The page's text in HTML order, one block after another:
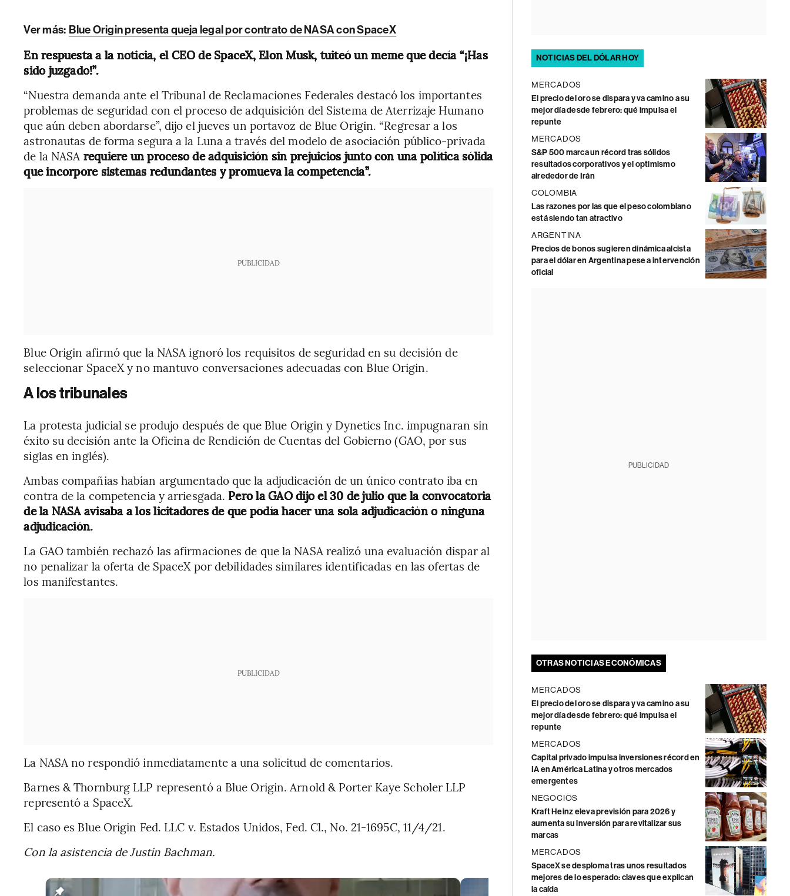
Ver más: Blue Origin presenta queja legal por contrato de NASA con SpaceX
En respuesta a la noticia, el CEO de SpaceX, Elon Musk, tuiteó un meme que decía “¡Has
sido juzgado!”.
“Nuestra demanda ante el Tribunal de Reclamaciones Federales destacó los importantes
problemas de seguridad con el proceso de adquisición del Sistema de Aterrizaje Humano
que aún deben abordarse”, dijo el jueves un portavoz de Blue Origin. “Regresar a los
astronautas de forma segura a la Luna a través del modelo de asociación público-privada
de la NASA requiere un proceso de adquisición sin prejuicios junto con una política sólida
que incorpore sistemas redundantes y promueva la competencia”.
PUBLICIDAD
Blue Origin afirmó que la NASA ignoró los requisitos de seguridad en su decisión de
seleccionar SpaceX y no mantuvo conversaciones adecuadas con Blue Origin.
A los tribunales
La protesta judicial se produjo después de que Blue Origin y Dynetics Inc. impugnaran sin
éxito su decisión ante la Oficina de Rendición de Cuentas del Gobierno (GAO, por sus
siglas en inglés).
Ambas compañias habían argumentado que la adjudicación de un único contrato iba en
contra de la competencia y arriesgada. Pero la GAO dijo el 30 de julio que la convocatoria
de la NASA avisaba a los licitadores de que podía hacer una sola adjudicación o ninguna
adjudicación.
La GAO también rechazó las afirmaciones de que la NASA realizó una evaluación dispar al
no penalizar la oferta de SpaceX por debilidades similares identificadas en las ofertas de
los manifestantes.
PUBLICIDAD
La NASA no respondió inmediatamente a una solicitud de comentarios.
Barnes & Thornburg LLP representó a Blue Origin. Arnold & Porter Kaye Scholer LLP
representó a SpaceX.
El caso es Blue Origin Fed. LLC v. Estados Unidos, Fed. Cl., No. 21-1695C, 11/4/21.
Con la asistencia de Justin Bachman.
NOTICIAS DEL DÓLAR HOY
MERCADOS
El precio del oro se dispara y va camino a su
mejor día desde febrero: qué impulsa el
repunte
MERCADOS
S&P 500 marca un récord tras sólidos
resultados corporativos y el optimismo
alrededor de Irán
COLOMBIA
Las razones por las que el peso colombiano
está siendo tan atractivo
ARGENTINA
Precios de bonos sugieren dinámica alcista
para el dólar en Argentina pese a intervención
oficial
PUBLICIDAD
OTRAS NOTICIAS ECONÓMICAS
MERCADOS
El precio del oro se dispara y va camino a su
mejor día desde febrero: qué impulsa el
repunte
MERCADOS
Capital privado impulsa inversiones récord en
IA en América Latina y otros mercados
emergentes
NEGOCIOS
Kraft Heinz eleva previsión para 2026 y
aumenta su inversión para revitalizar sus
marcas
MERCADOS
SpaceX se desploma tras unos resultados
mejores de lo esperado: claves que explican
la caída